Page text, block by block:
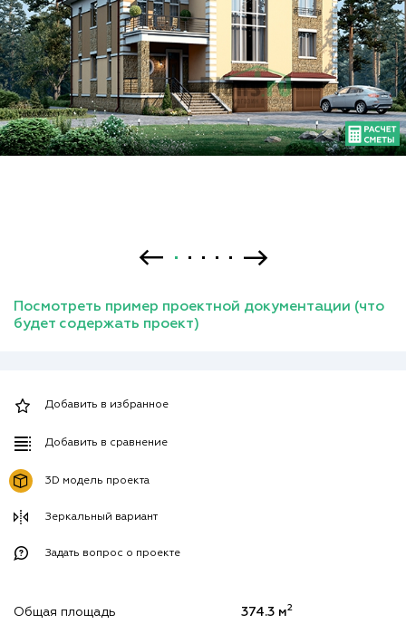
Посмотреть пример проектной документации (что
будет содержать проект)
Добавить в избранное
Добавить в сравнение
3D модель проекта
Зеркальный вариант
Задать вопрос о проекте
Общая площадь 374.3 м2